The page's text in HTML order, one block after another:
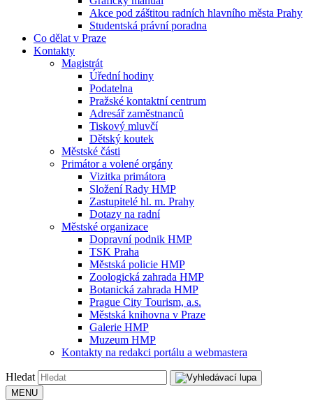
Akce pod záštitou radních hlavního města Prahy
Studentská právní poradna
Co dělat v Praze
Kontakty
Magistrát
Úřední hodiny
Podatelna
Pražské kontaktní centrum
Adresář zaměstnanců
Tiskový mluvčí
Dětský koutek
Městské části
Primátor a volené orgány
Vizitka primátora
Složení Rady HMP
Zastupitelé hl. m. Prahy
Dotazy na radní
Městské organizace
Dopravní podnik HMP
TSK Praha
Městská policie HMP
Zoologická zahrada HMP
Botanická zahrada HMP
Prague City Tourism, a.s.
Městská knihovna v Praze
Galerie HMP
Muzeum HMP
Kontakty na redakci portálu a webmastera
Hledat
MENU